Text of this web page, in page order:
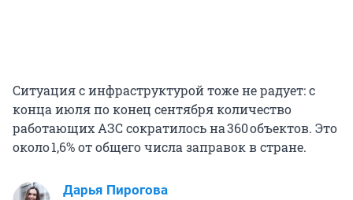
Ситуация с инфраструктурой тоже не радует: с
конца июля по конец сентября количество
работающих АЗС сократилось на 360 объектов. Это
около 1,6% от общего числа заправок в стране.
Дарья Пирогова